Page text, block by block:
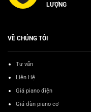
LƯỢNG
VỀ CHÚNG TÔI
Tư vấn
Liên Hệ
Giá piano điện
Giá đàn piano cơ